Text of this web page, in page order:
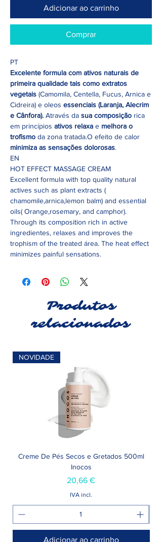
Adicionar ao carrinho
Comprar
PT
Excelente formula com ativos naturais de
primeira qualidade tais como extratos
vegetais (Camomila, Centella, Fucus, Arnica e
Cidreira) e oleos essenciais (Laranja, Alecrim
e Cânfora). Através da sua composição rica
em princípios ativos relaxa e melhora o
trofismo da zona tratada.O efeito de calor
minimiza as sensações dolorosas.
EN
HOT EFFECT MASSAGE CREAM
Excellent formula with top quality natural
actives such as plant extracts (
chamomile,arnica,lemon balm) and essential
oils( Orange,rosemary, and camphor).
Through its composition rich in active
ingredientes, relaxes and improves the
trophism of the treated área. The heat effect
minimizes painful sensations.
Produtos
relacionados
NOVIDADE
Creme De Pés Secos e Gretados 500ml
Inocos
Preço
20,66 €
IVA incl.
Adicionar ao carrinho